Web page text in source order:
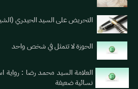
التحريض على السيد الحيدري
الحوزة لا تتمثل في شخص واحد
العلامة السيد محمد رضا : رواية
نسائية ضعيفة